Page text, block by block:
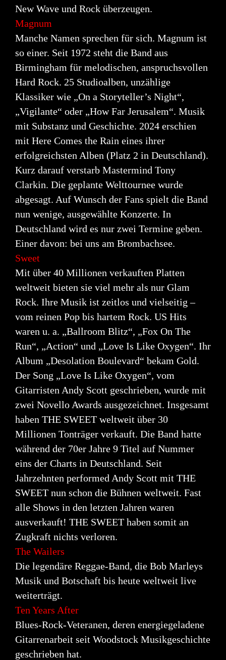
NewWave und Rock überzeugen.
Magnum
Manche Namen sprechen für sich. Magnum ist
so einer. Seit 1972 steht die Band aus
Birmingham für melodischen, anspruchsvollen
Hard Rock. 25 Studioalben, unzählige
Klassiker wie „On a Storyteller’s Night“,
„Vigilante“ oder „How Far Jerusalem“. Musik
mit Substanz und Geschichte. 2024 erschien
mit Here Comes the Rain eines ihrer
erfolgreichsten Alben (Platz 2 in Deutschland).
Kurz darauf verstarb Mastermind Tony
Clarkin. Die geplante Welttournee wurde
abgesagt. Auf Wunsch der Fans spielt die Band
nun wenige, ausgewählte Konzerte. In
Deutschland wird es nur zwei Termine geben.
Einer davon: bei uns am Brombachsee.
Sweet
Mit über 40 Millionen verkauften Platten
weltweit bieten sie viel mehr als nur Glam
Rock. Ihre Musik ist zeitlos und vielseitig –
vom reinen Pop bis hartem Rock. US Hits
waren u. a. „Ballroom Blitz“, „Fox On The
Run“, „Action“ und „Love Is Like Oxygen“. Ihr
Album „Desolation Boulevard“ bekam Gold.
Der Song „Love Is Like Oxygen“, vom
Gitarristen Andy Scott geschrieben, wurde mit
zwei Novello Awards ausgezeichnet. Insgesamt
haben THE SWEET weltweit über 30
Millionen Tonträger verkauft. Die Band hatte
während der 70er Jahre 9 Titel auf Nummer
eins der Charts in Deutschland. Seit
Jahrzehnten performed Andy Scott mit THE
SWEET nun schon die Bühnen weltweit. Fast
alle Shows in den letzten Jahren waren
ausverkauft! THE SWEET haben somit an
Zugkraft nichts verloren.
The Wailers
Die legendäre Reggae-Band, die Bob Marleys
Musik und Botschaft bis heute weltweit live
weiterträgt.
Ten Years After
Blues-Rock-Veteranen, deren energiegeladene
Gitarrenarbeit seit Woodstock Musikgeschichte
geschrieben hat.